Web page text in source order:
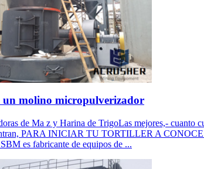
un molino micropulverizador
de Ma z y Harina de TrigoLas mejores,- cuanto
PARA INICIAR TU TORTILLER A
es fabricante de equipos de ...